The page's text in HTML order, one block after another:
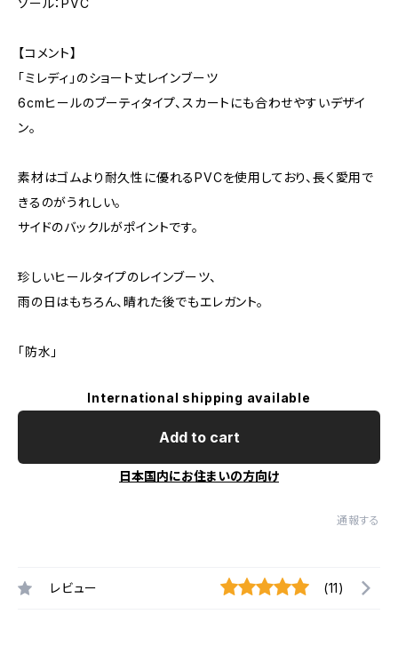
ソール：PVC
【コメント】
「ミレディ」のショート丈レインブーツ
6cmヒールのブーティタイプ、スカートにも合わせやすいデザイ
ン。
素材はゴムより耐久性に優れるPVCを使用しており、長く愛用で
きるのがうれしい。
サイドのバックルがポイントです。
珍しいヒールタイプのレインブーツ、
雨の日はもちろん、晴れた後でもエレガント。
「防水」
International shipping available
Add to cart
日本国内にお住まいの方向け
通報する
レビュー (11)